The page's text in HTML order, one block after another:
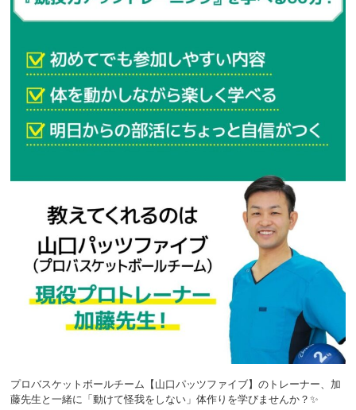
プロバスケットボールチーム【山口パッツファイブ】のトレーナー、加
藤先生と一緒に「動けて怪我をしない」体作りを学びませんか？✨